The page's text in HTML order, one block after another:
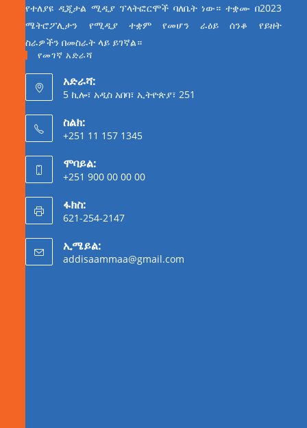
የተለያዩ ዲጂታል ሚዲያ ፕላትፎርሞች ባለቤት ነው። ተቋሙ በ2023
ሜትሮፖሊታን የሚዲያ ተቋም የመሆን ራዕይ ሰንቆ የይዘት
ስራዎችን በመስራት ላይ ይገኛል።
የመገኛ አድራሻ
አድራሻ:
5 ኪሎ፣ አዲስ አበባ፣ ኢትዮጵያ፣ 251
ስልክ:
+251 11 157 1345
ሞባይል:
+251 900 00 00 00
ፋክስ:
621-254-2147
ኢሜይል:
addisaammaa@gmail.com